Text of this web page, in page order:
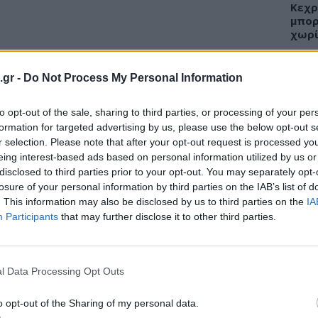
- Do Not Process My Personal Information
opt-out of the sale, sharing to third parties, or processing of your
for targeted advertising by us, please use the below opt-out
selection. Please note that after your opt-out request is processed
interest-based ads based on personal information utilized by us
to third parties prior to your opt-out. You may separately
of your personal information by third parties on the IAB’s list of
This information may also be disclosed by us to third parties on the
Participants that may further disclose it to other third parties.
Data Processing Opt Outs
opt-out of the Sharing of my personal data.
καταγγελθεί από την διευθύντρια του
Ιούνιο του 2016 και γνώριζαν χωρίς να
της ιατρικής υπηρεσίας όσο και ο διοικητής
ανακοίνωση η οποία δημοσιοποιήθηκε
του προβλήματος που έχει
Σάμου διερωτάται«για τη σκοπιμότητα της
ΜΜΕ σ’ αυτή τη χρονική στιγμή»
και μετά από την άρνηση τους έχουν πάρει
κύησης επιδεικνύοντας κοινωνική
απαντάσε δηλώσεις του Γενικού